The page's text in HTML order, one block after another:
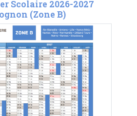
Scolaire 2026-2027
(Zone B)